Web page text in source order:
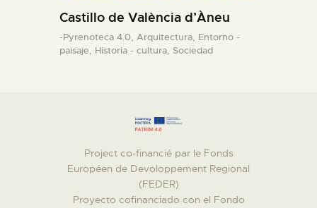
Castillo de València d’Àneu
-Pyrenoteca 4.0, Arquitectura, Entorno -
paisaje, Historia - cultura, Sociedad
Project co-financié par le Fonds
Européen de Devoloppement Regional
(FEDER)
Proyecto cofinanciado con el Fondo